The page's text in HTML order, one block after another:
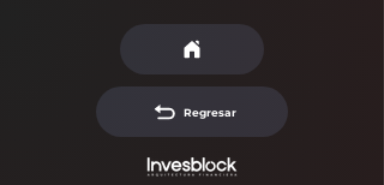
Regresar